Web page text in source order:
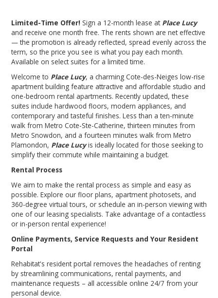
Limited-Time Offer! Sign a 12-month lease at Place Lucy
and receive one month free. The rents shown are net effective
— the promotion is already reflected, spread evenly across the
term, so the price you see is what you pay each month.
Available on select suites for a limited time.
Welcome to Place Lucy, a charming Cote-des-Neiges low-rise
apartment building feature attractive and affordable studio and
one-bedroom rental apartments. Recently updated, these
suites include hardwood floors, modern appliances, and
contemporary and tasteful finishes. Less than a ten-minute
walk from Metro Cote-Ste-Catherine, thirteen minutes from
Metro Snowdon, and a fourteen minutes walk from Metro
Plamondon, Place Lucyis ideally located for those seeking to
simplify their commute while maintaining a budget.
Rental Process
We aim to make the rental process as simple and easy as
possible. Explore our floor plans, apartment photosets, and
360-degree virtual tours, or schedule an in-person viewing with
one of our leasing specialists. Take advantage of a contactless
or in-person rental experience!
Online Payments, Service Requests and Your Resident
Portal
Rehabitat's resident portal removes the headaches of renting
by streamlining communications, rental payments, and
maintenance requests – all accessible online 24/7 from your
personal device.